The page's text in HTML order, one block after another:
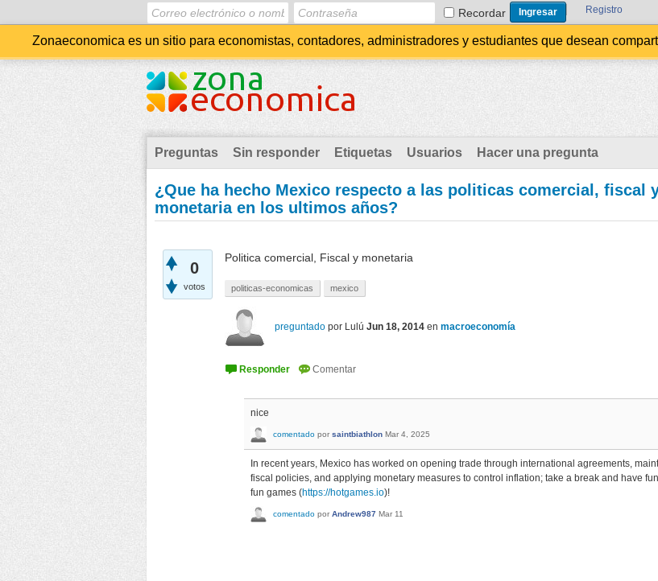
Recordar Registro
Zonaeconomica es un sitio para economistas, contadores, administradores y estudiantes que desean
Preguntas Sin responder Etiquetas Usuarios Hacer una pregunta
¿Que ha hecho Mexico respecto a las politicas comercial, fiscal
monetaria en los ultimos años?
0
votos
Politica comercial, Fiscal y monetaria
politicas-economicas mexico
preguntado por Lulú Jun 18, 2014 en macroeconomía
nice
comentado por saintbiathlon Mar 4, 2025
In recent years, Mexico has worked on opening trade through international agreements,
fiscal policies, and applying monetary measures to control inflation; take a break and have
fun games (https://hotgames.io)!
comentado por Andrew987 Mar 11